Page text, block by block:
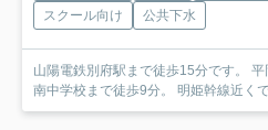
スクール向け
公共下水
山陽電鉄別府駅まで徒歩15分です。
南中学校まで徒歩9分。 明姫幹線近く